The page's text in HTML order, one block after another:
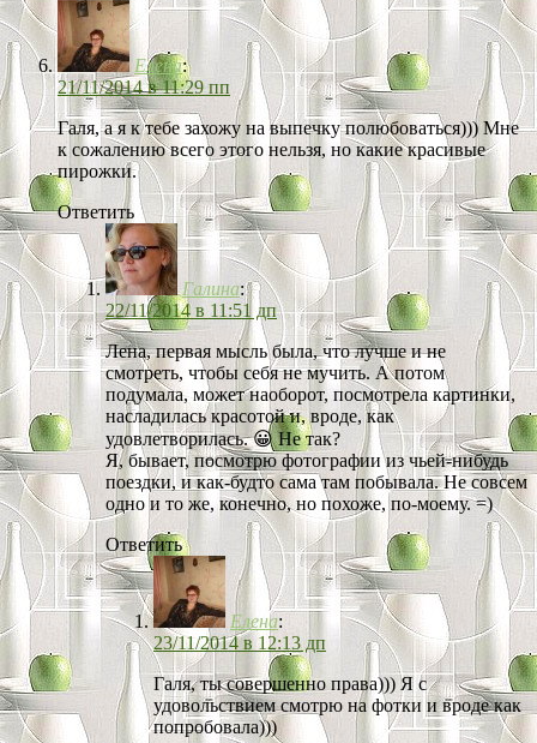
Елена:
21/11/2014 в 11:29 пп
Галя, а я к тебе захожу на выпечку полюбоваться))) Мне
к сожалению всего этого нельзя, но какие красивые
пирожки.
Ответить
Галина:
22/11/2014 в 11:51 дп
Лена, первая мысль была, что лучше и не
смотреть, чтобы себя не мучить. А потом
подумала, может наоборот, посмотрела картинки,
насладилась красотой и, вроде, как
удовлетворилась. 😀 Не так?
Я, бывает, посмотрю фотографии из чьей-нибудь
поездки, и как-будто сама там побывала. Не совсем
одно и то же, конечно, но похоже, по-моему. =)
Ответить
Елена:
23/11/2014 в 12:13 дп
Галя, ты совершенно права))) Я с
удовольствием смотрю на фотки и вроде как
попробовала)))